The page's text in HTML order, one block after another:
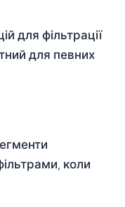
для фільтрації
для певних
коли